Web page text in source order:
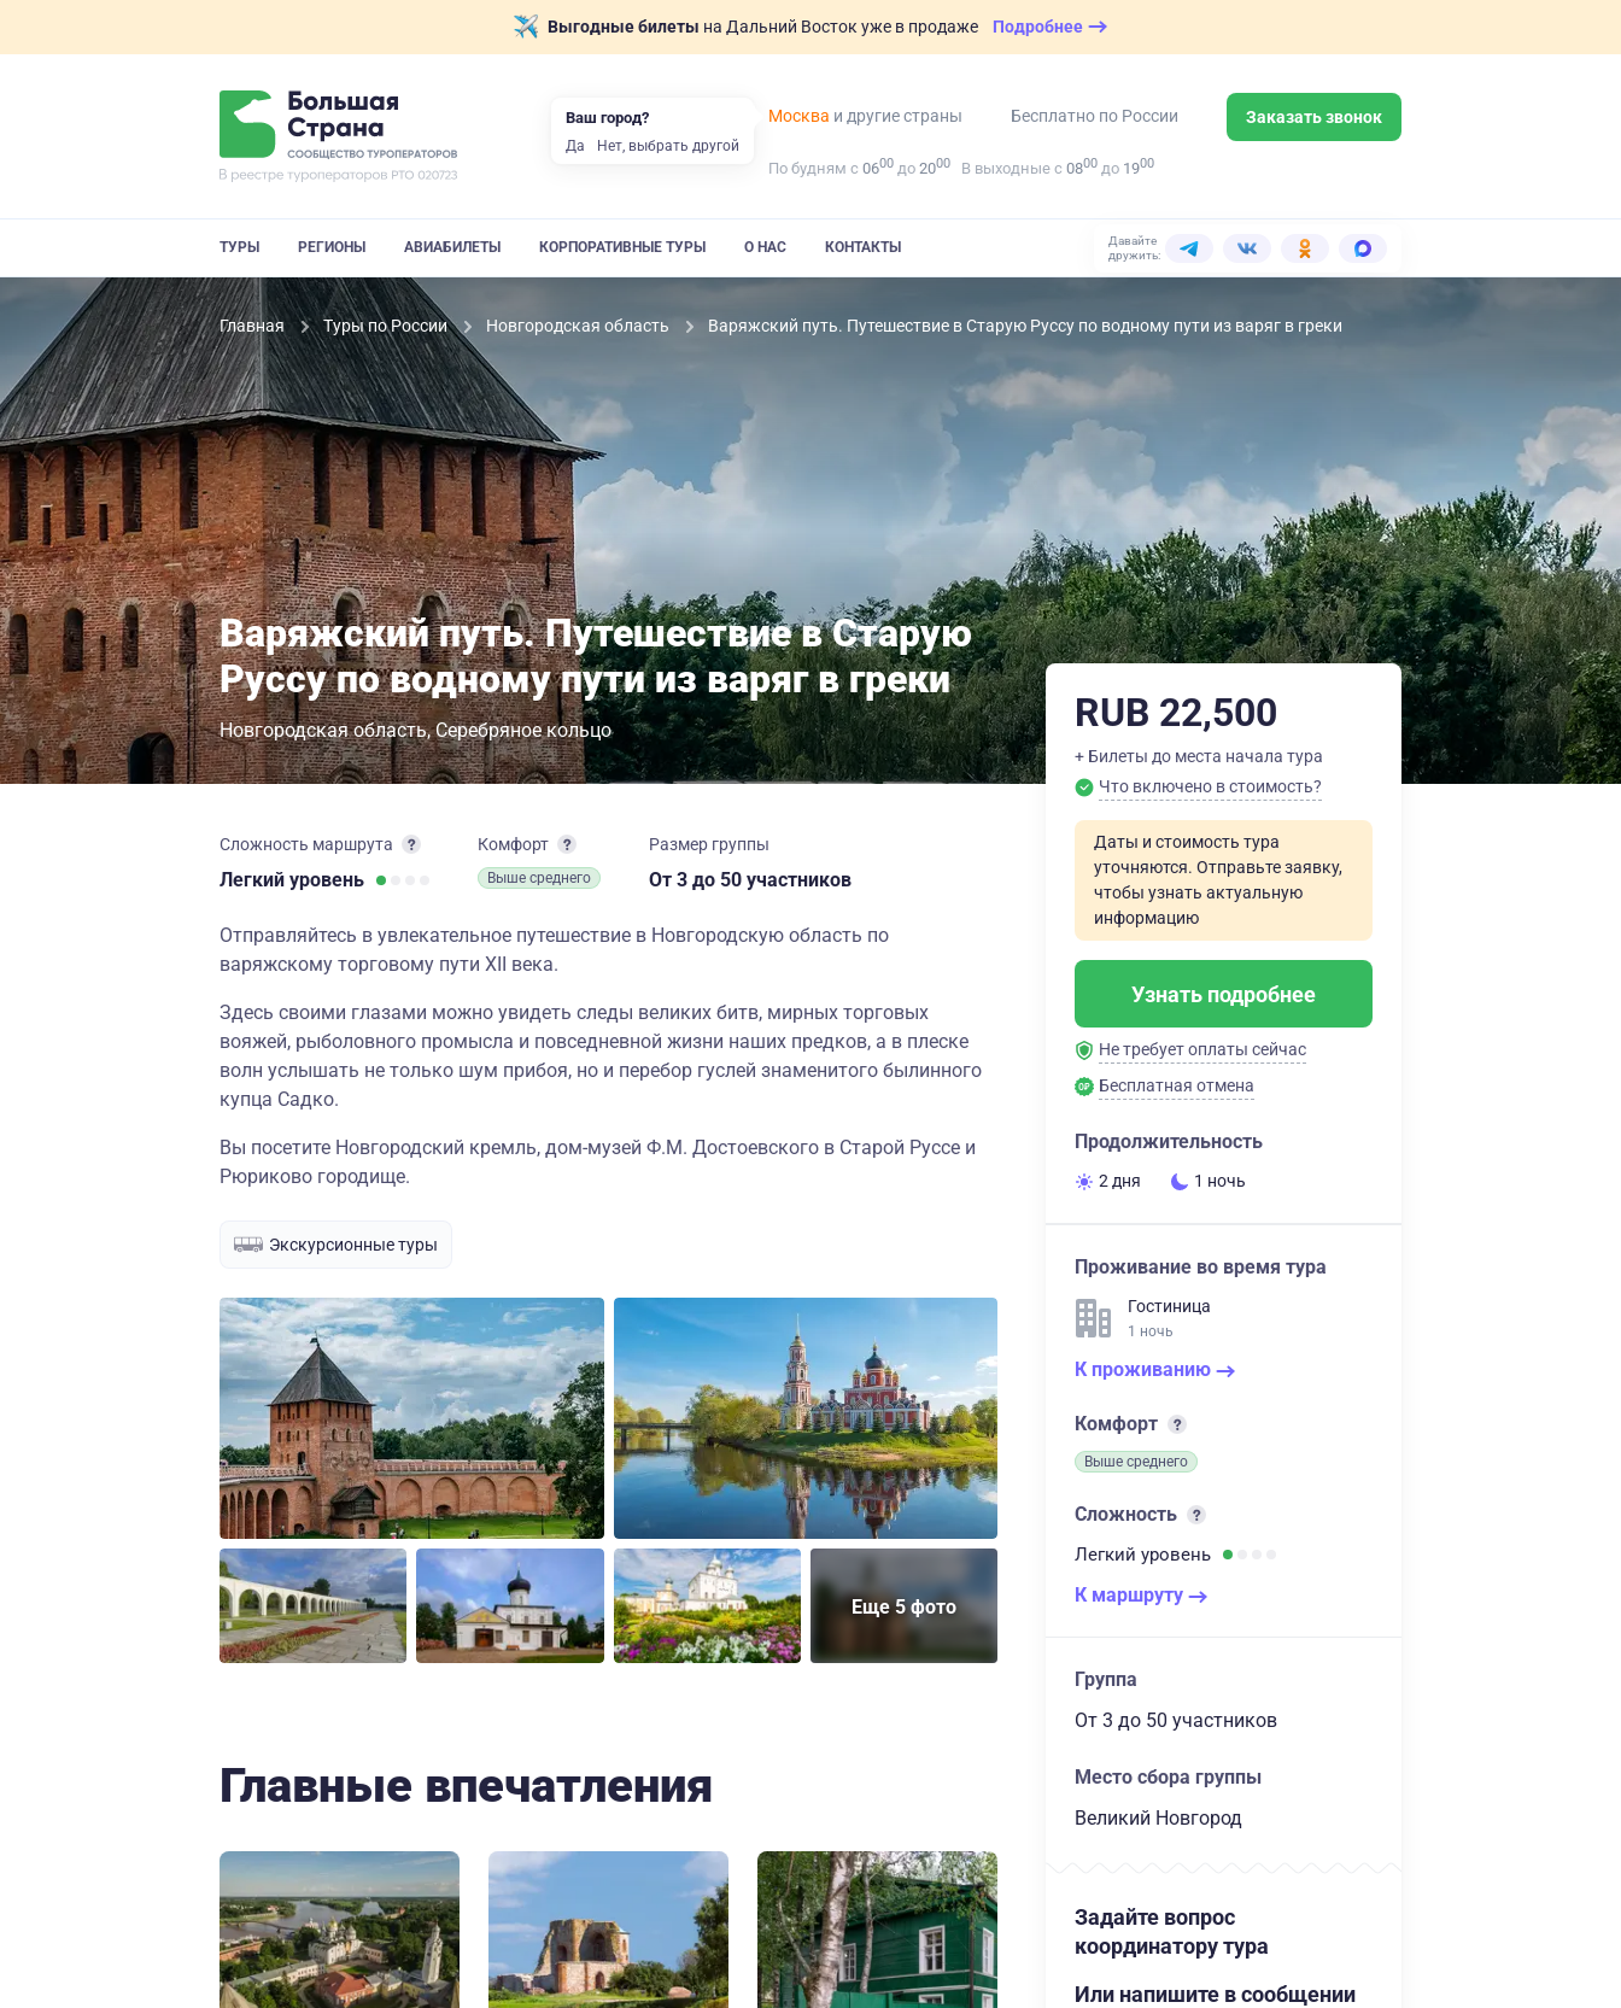
Выгодные билеты на Дальний Восток уже в продаже Подробнее
Москва и другие страны Бесплатно по России Заказать звонок
По будням с 0600 до 2000 В выходные с 0800 до 1900
ТУРЫ РЕГИОНЫ АВИАБИЛЕТЫ КОРПОРАТИВНЫЕ ТУРЫ О НАС КОНТАКТЫ
Давайте
дружить:
Главная Туры по России Новгородская область Варяжский путь. Путешествие в Старую Руссу по водному пути из варяг в греки
Варяжский путь. Путешествие в Старую
Руссу по водному пути из варяг в греки
Новгородская область Серебряное кольцо
Сложность маршрута
Легкий уровень
Комфорт
Выше среднего
Размер группы
От 3 до 50 участников
Отправляйтесь в увлекательное путешествие в Новгородскую область по
варяжскому торговому пути XII века.
Здесь своими глазами можно увидеть следы великих битв, мирных торговых
вояжей, рыболовного промысла и повседневной жизни наших предков, а в плеске
волн услышать не только шум прибоя, но и перебор гуслей знаменитого былинного
купца Садко.
Вы посетите Новгородский кремль, дом-музей Ф.М. Достоевского в Старой Руссе и
Рюриково городище.
Экскурсионные туры
Еще 5 фото
Главные впечатления
RUB 22,500
+ Билеты до места начала тура
Что включено в стоимость?
Даты и стоимость тура
уточняются. Отправьте заявку,
чтобы узнать актуальную
информацию
Узнать подробнее
Не требует оплаты сейчас
Бесплатная отмена
Продолжительность
2 дня 1 ночь
Проживание во время тура
Гостиница
1 ночь
К проживанию
Комфорт
Выше среднего
Сложность
Легкий уровень
К маршруту
Группа
От 3 до 50 участников
Место сбора группы
Великий Новгород
Задайте вопрос
координатору тура
Или напишите в сообщении
Ваш город?
Да Нет, выбрать другой